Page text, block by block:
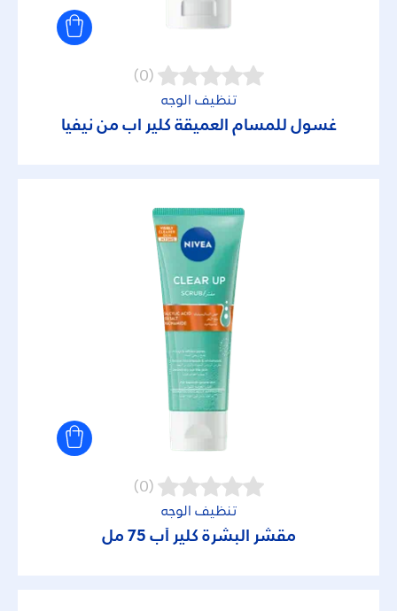
(0)
تنظيف الوجه
غسول للمسام العميقة كلير اب من نيفيا
(0)
تنظيف الوجه
مقشر البشرة كلير أب 75 مل